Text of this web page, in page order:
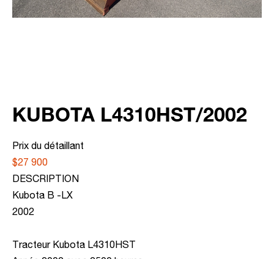
KUBOTA L4310HST/2002
Prix du détaillant
$27 900
DESCRIPTION
Kubota B -LX
2002
Tracteur Kubota L4310HST